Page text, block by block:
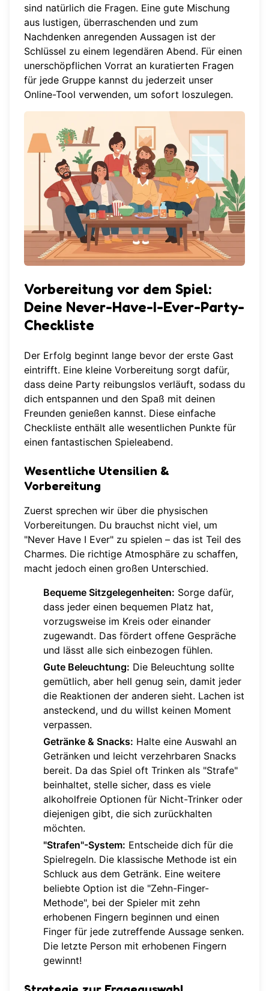
sind natürlich die Fragen. Eine gute Mischung
aus lustigen, überraschenden und zum
Nachdenken anregenden Aussagen ist der
Schlüssel zu einem legendären Abend. Für einen
unerschöpflichen Vorrat an kuratierten Fragen
für jede Gruppe kannst du jederzeit unser
Online-Tool verwenden, um sofort loszulegen.
Vorbereitung vor dem Spiel:
Deine Never-Have-I-Ever-Party-
Checkliste
Der Erfolg beginnt lange bevor der erste Gast
eintrifft. Eine kleine Vorbereitung sorgt dafür,
dass deine Party reibungslos verläuft, sodass du
dich entspannen und den Spaß mit deinen
Freunden genießen kannst. Diese einfache
Checkliste enthält alle wesentlichen Punkte für
einen fantastischen Spieleabend.
Wesentliche Utensilien &
Vorbereitung
Zuerst sprechen wir über die physischen
Vorbereitungen. Du brauchst nicht viel, um
"Never Have I Ever" zu spielen – das ist Teil des
Charmes. Die richtige Atmosphäre zu schaffen,
macht jedoch einen großen Unterschied.
Bequeme Sitzgelegenheiten: Sorge dafür,
dass jeder einen bequemen Platz hat,
vorzugsweise im Kreis oder einander
zugewandt. Das fördert offene Gespräche
und lässt alle sich einbezogen fühlen.
Gute Beleuchtung: Die Beleuchtung sollte
gemütlich, aber hell genug sein, damit jeder
die Reaktionen der anderen sieht. Lachen ist
ansteckend, und du willst keinen Moment
verpassen.
Getränke & Snacks: Halte eine Auswahl an
Getränken und leicht verzehrbaren Snacks
bereit. Da das Spiel oft Trinken als "Strafe"
beinhaltet, stelle sicher, dass es viele
alkoholfreie Optionen für Nicht-Trinker oder
diejenigen gibt, die sich zurückhalten
möchten.
"Strafen"-System: Entscheide dich für die
Spielregeln. Die klassische Methode ist ein
Schluck aus dem Getränk. Eine weitere
beliebte Option ist die "Zehn-Finger-
Methode", bei der Spieler mit zehn
erhobenen Fingern beginnen und einen
Finger für jede zutreffende Aussage senken.
Die letzte Person mit erhobenen Fingern
gewinnt!